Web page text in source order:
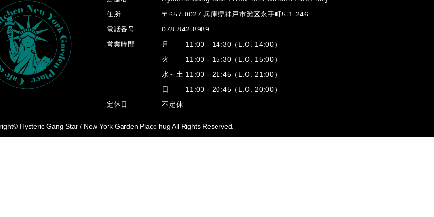
住所
〒657-0027 兵庫県神戸市灘区永手町5-1-246
電話番号
078-842-8989
営業時間
月 11:00 - 14:30（L.O. 14:00）
火 11:00 - 15:30（L.O. 15:00）
水～土 11:00 - 21:45（L.O. 21:00）
日 11:00 - 20:45（L.O. 20:00）
定休日
不定休
Hysteric Gang Star / New York Garden Place hug All Rights Reserved.